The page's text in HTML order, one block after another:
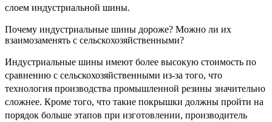
слоем индустриальной шины.
Почему индустриальные шины дороже? Можно ли их
взаимозаменять с сельскохозяйственными?
Индустриальные шины имеют более высокую стоимость по
сравнению с сельскохозяйственными из-за того, что
технология производства промышленной резины значительно
сложнее. Кроме того, что такие покрышки должны пройти на
порядок больше этапов при изготовлении, производитель